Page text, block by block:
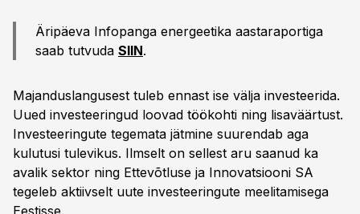
Äripäeva Infopanga energeetika aastaraportiga
saab tutvuda SIIN.
Majanduslangusest tuleb ennast ise välja investeerida.
Uued investeeringud loovad töökohti ning lisaväärtust.
Investeeringute tegemata jätmine suurendab aga
kulutusi tulevikus. Ilmselt on sellest aru saanud ka
avalik sektor ning Ettevõtluse ja Innovatsiooni SA
tegeleb aktiivselt uute investeeringute meelitamisega
Eestisse.